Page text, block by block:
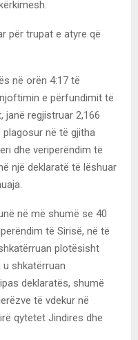
për trupat e atyre që
në orën 4:17 të
e përfundimit të
regjistruar 2,166
në të gjitha
dhe veriperëndim të
një deklaratë të lëshuar
në më shumë se 40
të Sirisë, në të
plotësisht
shkatërruan
deklaratës, shumë
të vdekur në
qytetet Jindires dhe